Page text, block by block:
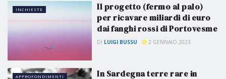
INCHIESTE
Il progetto (fermo al palo)
per ricavare miliardi di euro
dai fanghi rossi di Portovesme
DI LUIGI BUSSU 2 GENNAIO 2023
APPROFONDIMENTI
In Sardegna terre rare in